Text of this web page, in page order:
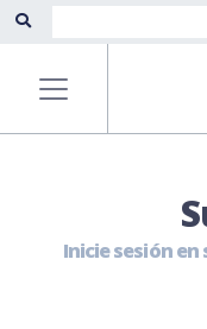
Inicie sesión en